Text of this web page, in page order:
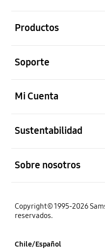
Productos
Soporte
Mi Cuenta
Sustentabilidad
Sobre nosotros
Copyright© 1995-2026
reservados.
Chile/Español